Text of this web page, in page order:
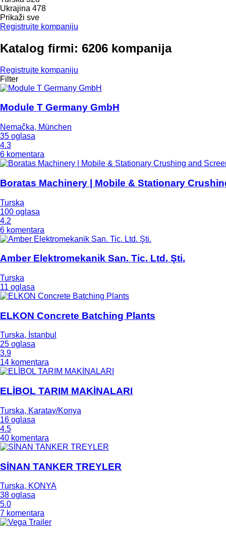
Ukrajina 478
Prikaži sve
Registrujte kompaniju
Katalog firmi: 6206 kompanija
Registrujte kompaniju
Filter
Module T Germany GmbH
Nemačka, München
35 oglasa
4.3
6 komentara
Boratas Machinery | Mobile & Stationary
Turska
100 oglasa
4.2
6 komentara
Amber Elektromekanik San. Tic. Ltd. Şti.
Turska
11 oglasa
ELKON Concrete Batching Plants
Turska, İstanbul
25 oglasa
3.9
14 komentara
ELİBOL TARIM MAKİNALARI
Turska, Karatay/Konya
16 oglasa
4.5
40 komentara
SİNAN TANKER TREYLER
Turska, KONYA
38 oglasa
5.0
7 komentara